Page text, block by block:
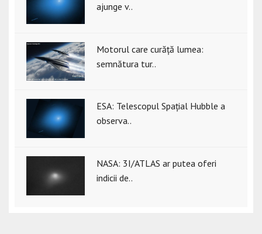
ajunge v..
Motorul care curăță lumea:
semnătura tur..
ESA: Telescopul Spațial Hubble a
observa..
NASA: 3I/ATLAS ar putea oferi
indicii de..